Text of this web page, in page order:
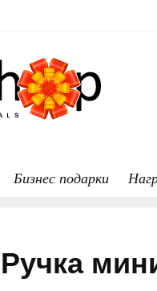
Бизнес подарки
Ручка